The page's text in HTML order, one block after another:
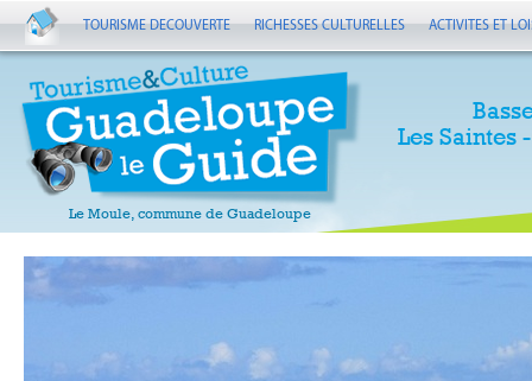
Le Moule, commune de Guadeloupe
Les Saintes
TOURISME DECOUVERTE RICHESSES CULTURELLES ACTIVITES ET